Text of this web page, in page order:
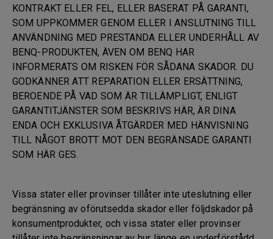
KONTRAKT ELLER FEL, ELLER BASERAT PÅ GARANTI,
SOM UPPKOMMER GENOM ELLER I ANSLUTNING TILL
ANVÄNDNING MED PRESTANDA ELLER UNDERHÅLL AV
BENQ-PRODUKTEN, ÄVEN OM BENQ HAR
INFORMERATS OM RISKEN FÖR SÅDANA SKADOR. DU
GODKÄNNER ATT REPARATION ELLER ERSÄTTNING,
BEROENDE PÅ VAD SOM ÄR TILLÄMPLIGT, ENLIGT
GARANTITJÄNSTER SOM BESKRIVS HÄR, ÄR DINA
ENDA OCH EXKLUSIVA ÅTGÄRDER MED HÄNVISNING
TILL NÅGOT BROTT MOT DEN BEGRÄNSADE GARANTI
SOM HÄR GES.
Vissa stater eller provinser tillåter inte uteslutning eller
begränsning av oförutsedda skador eller följdskador på
konsumentprodukter, och vissa stater eller provinser